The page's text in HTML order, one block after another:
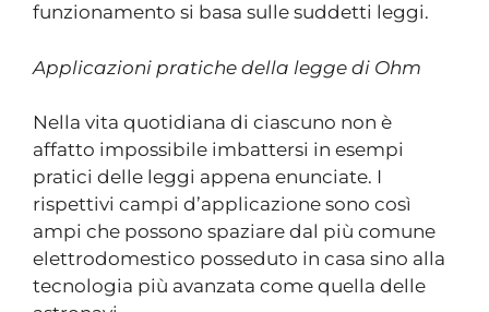
funzionamento si basa sulle suddetti leggi.
Applicazioni pratiche della legge di Ohm
Nella vita quotidiana di ciascuno non è
affatto impossibile imbattersi in esempi
pratici delle leggi appena enunciate. I
rispettivi campi d’applicazione sono così
ampi che possono spaziare dal più comune
elettrodomestico posseduto in casa sino alla
tecnologia più avanzata come quella delle